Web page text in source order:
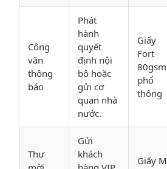
Công
văn
thông
báo
Phát
hành
quyết
định nội
bộ hoặc
gửi cơ
quan nhà
nước.
Giấy
Fort
80gsm
phổ
thông
Thư
Gửi
khách
Giấy